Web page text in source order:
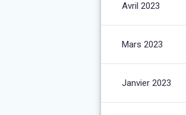
Avril 2023
Mars 2023
Janvier 2023